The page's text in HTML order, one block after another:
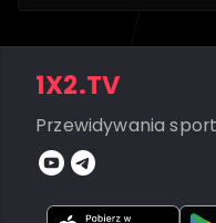
1X2.TV
Przewidywania